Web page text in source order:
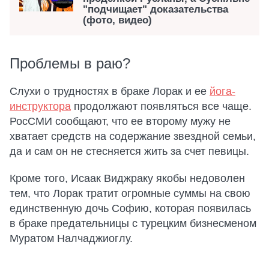
"подчищает" доказательства
(фото, видео)
Проблемы в раю?
Слухи о трудностях в браке Лорак и ее йога-
инструктора продолжают появляться все чаще.
РосСМИ сообщают, что ее второму мужу не
хватает средств на содержание звездной семьи,
да и сам он не стесняется жить за счет певицы.
Кроме того, Исаак Виджраку якобы недоволен
тем, что Лорак тратит огромные суммы на свою
единственную дочь Софию, которая появилась
в браке предательницы с турецким бизнесменом
Муратом Налчаджиоглу.